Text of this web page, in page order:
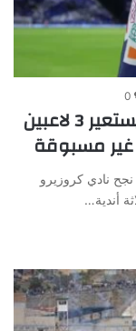
0
في 24 ساعة.. كروزيرو البرازيلي يستعير 3 لاعبين
مسبوقة
نجح نادي كروزيرو
أندية…